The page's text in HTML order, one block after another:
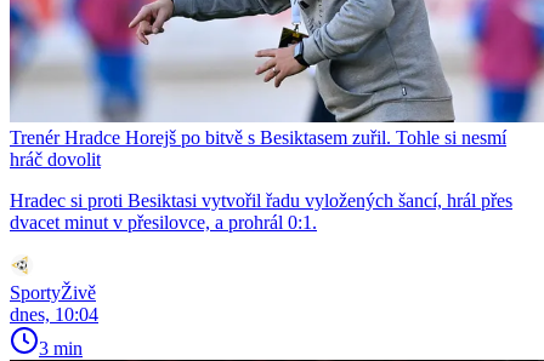
Trenér Hradce Horejš po bitvě s Besiktasem zuřil. Tohle si nesmí
hráč dovolit
Hradec si proti Besiktasi vytvořil řadu vyložených šancí, hrál přes
dvacet minut v přesilovce, a prohrál 0:1.
SportyŽivě
dnes, 10:04
3 min